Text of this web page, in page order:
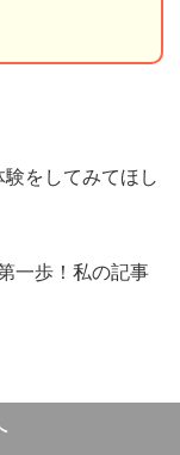
をしてみてほし
一歩！私の記事